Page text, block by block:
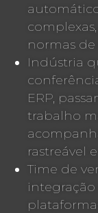
normas
Indústria
ERP,
trabalho
rastreável
Time de